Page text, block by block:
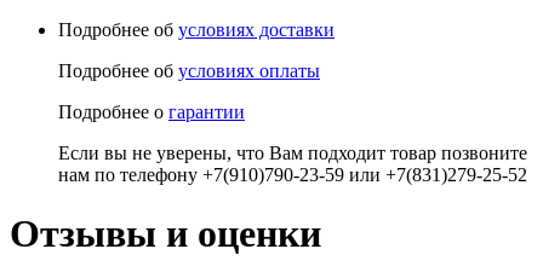
Подробнее об условиях доставки
Подробнее об условиях оплаты
Подробнее о гарантии
Если вы не уверены, что Вам подходит товар позвоните
нам по телефону +7(910)790-23-59 или +7(831)279-25-52
Отзывы и оценки